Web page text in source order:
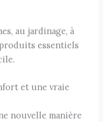
au jardinage, à
essentiels
et une vraie
nouvelle manière